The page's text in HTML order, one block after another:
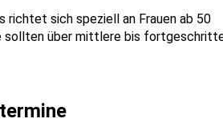
richtet sich speziell an Frauen ab 50
sollten über mittlere bis